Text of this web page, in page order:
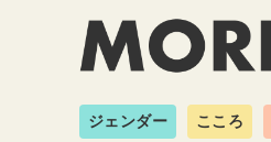
ジェンダー こころ